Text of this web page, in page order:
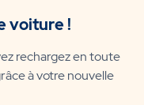
voiture !
rechargez en toute
à votre nouvelle